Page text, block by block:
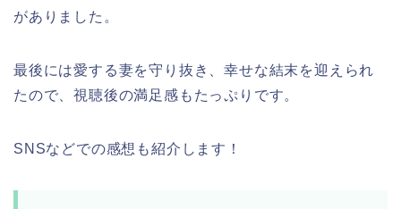
がありました。
最後には愛する妻を守り抜き、幸せな結末を迎えられ
たので、視聴後の満足感もたっぷりです。
SNSなどでの感想も紹介します！